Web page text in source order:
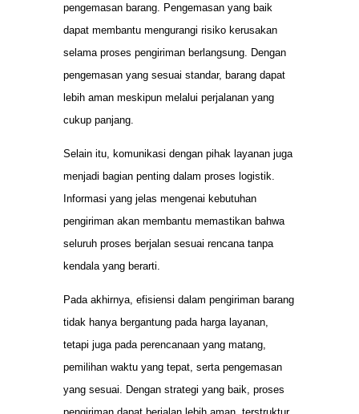
pengemasan barang. Pengemasan yang baik
dapat membantu mengurangi risiko kerusakan
selama proses pengiriman berlangsung. Dengan
pengemasan yang sesuai standar, barang dapat
lebih aman meskipun melalui perjalanan yang
cukup panjang.
Selain itu, komunikasi dengan pihak layanan juga
menjadi bagian penting dalam proses logistik.
Informasi yang jelas mengenai kebutuhan
pengiriman akan membantu memastikan bahwa
seluruh proses berjalan sesuai rencana tanpa
kendala yang berarti.
Pada akhirnya, efisiensi dalam pengiriman barang
tidak hanya bergantung pada harga layanan,
tetapi juga pada perencanaan yang matang,
pemilihan waktu yang tepat, serta pengemasan
yang sesuai. Dengan strategi yang baik, proses